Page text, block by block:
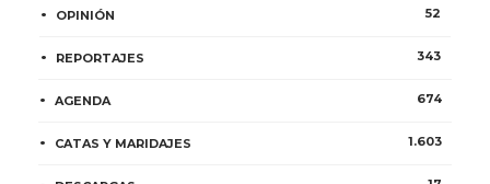
OPINIÓN 52
REPORTAJES 343
AGENDA 674
CATAS Y MARIDAJES 1.603